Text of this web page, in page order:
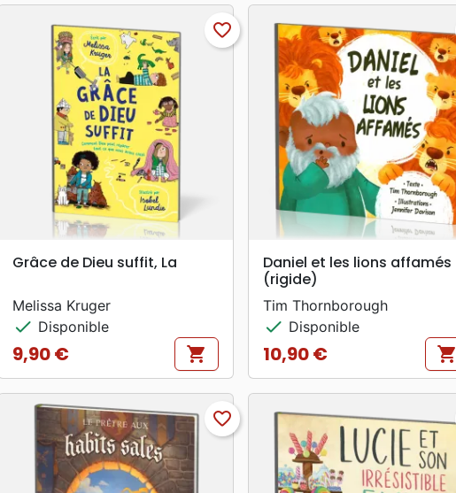
searchAPERÇU RAPIDE
favorite_border
Grâce de Dieu suffit, La
Melissa Kruger
check Disponible
Prix
9,90 € shopping_cart
search APERÇU RAPIDE
Daniel et les lions affamés
(rigide)
Tim Thornborough
check Disponible
Prix
10,90 € shopping_cart
favorite_border